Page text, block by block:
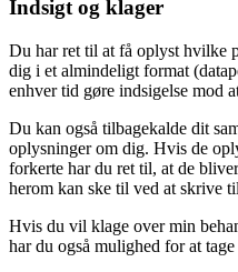
Indsigt og klager
Du har ret til at få oplyst hvilke
dig i et almindeligt format
enhver tid gøre indsigelse mod
Du kan også tilbagekalde dit
oplysninger om dig. Hvis de
forkerte har du ret til, at de
herom kan ske til ved at skrive
Hvis du vil klage over min
har du også mulighed for at